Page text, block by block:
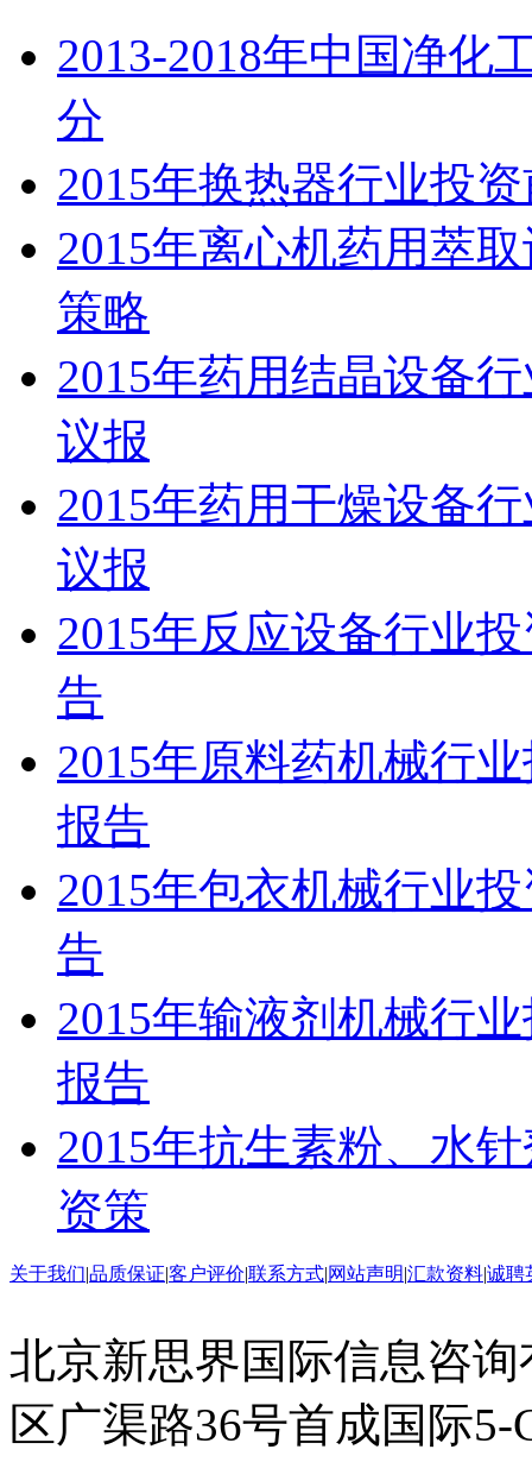
2013-2018年中国净化
分
2015年换热器行业投
2015年离心机药用萃
策略
2015年药用结晶设备
议报
2015年药用干燥设备
议报
2015年反应设备行业
告
2015年原料药机械行
报告
2015年包衣机械行业
告
2015年输液剂机械行
报告
2015年抗生素粉、水
资策
关于我们|品质保证|客户评价|联系方式|网站声明|汇款资料|诚聘
北京新思界国际信息咨
区广渠路36号首成国际